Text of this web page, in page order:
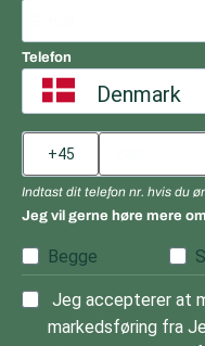
Telefon
Denmark
Indtast dit telefon nr. hvis du
Jeg vil gerne høre mere
Begge
Jeg accepterer at
markedsføring fra